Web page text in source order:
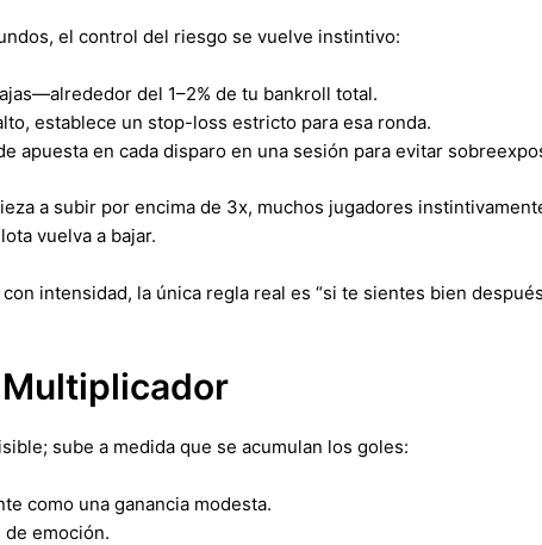
el control del riesgo se vuelve instintivo:
del 1–2% de tu bankroll total.
establece un stop-loss estricto para esa ronda.
apuesta en cada disparo en una sesión para evitar
a subir por encima de 3x, muchos jugadores
vuelva a bajar.
intensidad, la única regla real es “si te sientes bien
sube a medida que se acumulan los goles:
como una ganancia modesta.
de emoción.